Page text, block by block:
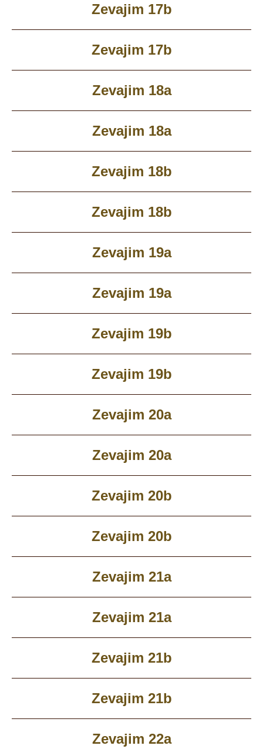
Zevajim 17b
Zevajim 17b
Zevajim 18a
Zevajim 18a
Zevajim 18b
Zevajim 18b
Zevajim 19a
Zevajim 19a
Zevajim 19b
Zevajim 19b
Zevajim 20a
Zevajim 20a
Zevajim 20b
Zevajim 20b
Zevajim 21a
Zevajim 21a
Zevajim 21b
Zevajim 21b
Zevajim 22a